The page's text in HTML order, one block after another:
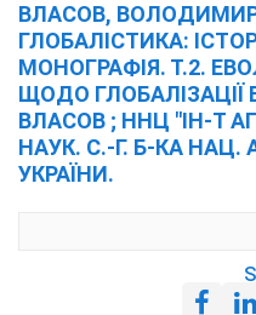
ВЛАСОВ,
ГЛОБАЛІСТИКА:
МОНОГРАФІЯ. Т.2.
ЩОДО ГЛОБАЛІЗАЦІЇ В
ВЛАСОВ ; ННЦ "ІН-Т
НАУК. С.-Г. Б-КА НАЦ.
УКРАЇНИ.